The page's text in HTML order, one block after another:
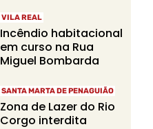
VILA REAL
Incêndio habitacional
em curso na Rua
Miguel Bombarda
SANTA MARTA DE PENAGUIÃO
Zona de Lazer do Rio
Corgo interdita